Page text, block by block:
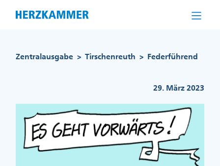
Zentralausgabe > Tirschenreuth > Federführend
29. März 2023